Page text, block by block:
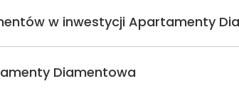
w inwestycji Apartamenty
Diamentowa